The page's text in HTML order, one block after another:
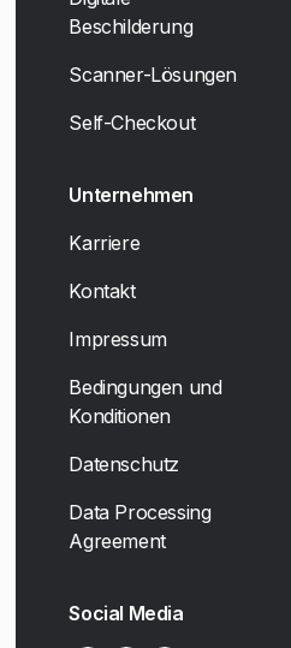
Beschilderung
Scanner-Lösungen
Self-Checkout
Unternehmen
Karriere
Kontakt
Impressum
Bedingungen und
Konditionen
Datenschutz
Data Processing
Agreement
Social Media